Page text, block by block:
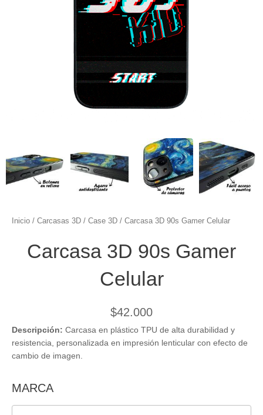
Inicio / Carcasas 3D / Case 3D / Carcasa 3D 90s Gamer Celular
Carcasa 3D 90s Gamer
Celular
$42.000
Descripción: Carcasa en plástico TPU de alta durabilidad y
resistencia, personalizada en impresión lenticular con efecto de
cambio de imagen.
MARCA
Carcasa